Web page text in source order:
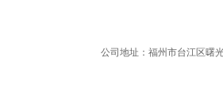
公司地址：福州市台江区曙